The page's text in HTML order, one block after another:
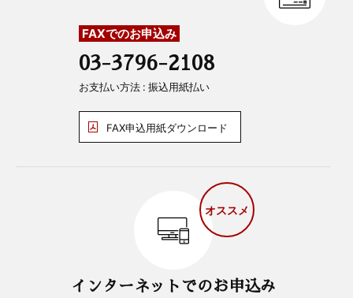
FAXでのお申込み
03-3796-2108
お支払い方法 : 振込用紙払い
FAX申込用紙ダウンロード
オススメ
インターネットでのお申込み